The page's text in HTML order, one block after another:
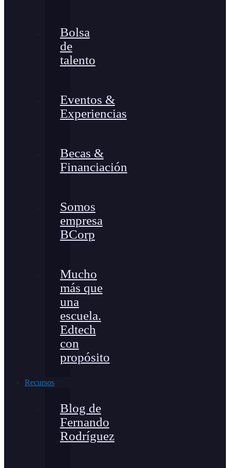
Bolsa
de
talento
Eventos &
Experiencias
Becas &
Financiación
Somos
empresa
BCorp
Mucho
más que
una
escuela.
Edtech
con
propósito
Recursos
Blog de
Fernando
Rodríguez